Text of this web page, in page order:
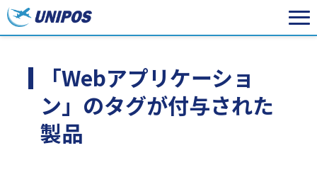
「Webアプリケーショ
ン」のタグが付与された
製品